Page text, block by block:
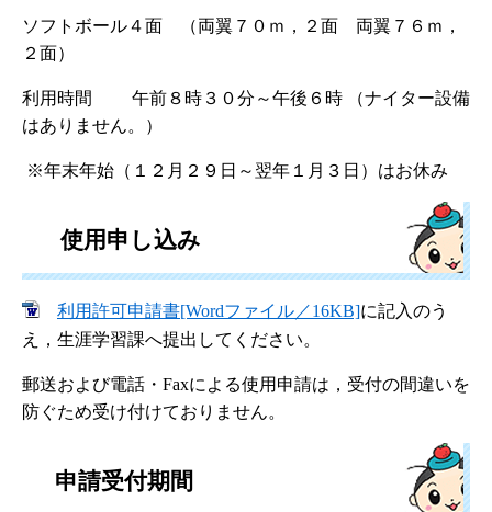
ソフトボール４面 （両翼７０ｍ，２面 両翼７６ｍ，
２面）
利用時間 午前８時３０分～午後６時 （ナイター設備
はありません。）
※年末年始（１２月２９日～翌年１月３日）はお休み
使用申し込み
利用許可申請書[Wordファイル／16KB]に記入のう
え，生涯学習課へ提出してください。
郵送および電話・Faxによる使用申請は，受付の間違いを
防ぐため受け付けておりません。
申請受付期間